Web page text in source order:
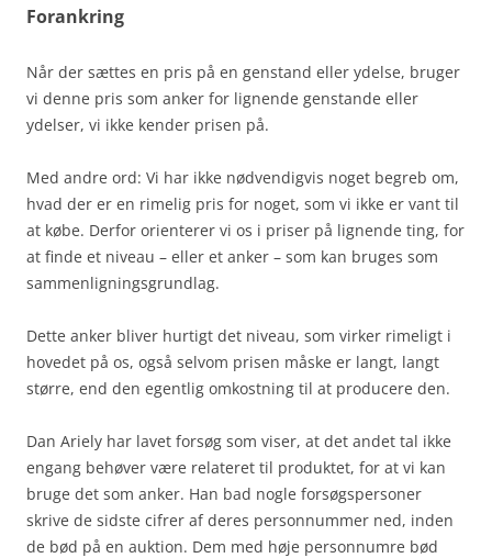
Forankring
Når der sættes en pris på en genstand eller ydelse, bruger
vi denne pris som anker for lignende genstande eller
ydelser, vi ikke kender prisen på.
Med andre ord: Vi har ikke nødvendigvis noget begreb om,
hvad der er en rimelig pris for noget, som vi ikke er vant til
at købe. Derfor orienterer vi os i priser på lignende ting, for
at finde et niveau – eller et anker – som kan bruges som
sammenligningsgrundlag.
Dette anker bliver hurtigt det niveau, som virker rimeligt i
hovedet på os, også selvom prisen måske er langt, langt
større, end den egentlig omkostning til at producere den.
Dan Ariely har lavet forsøg som viser, at det andet tal ikke
engang behøver være relateret til produktet, for at vi kan
bruge det som anker. Han bad nogle forsøgspersoner
skrive de sidste cifrer af deres personnummer ned, inden
de bød på en auktion. Dem med høje personnumre bød